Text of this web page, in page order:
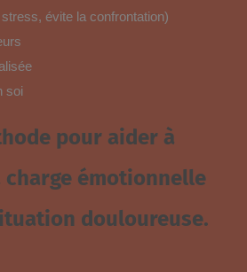
évite la confrontation)
soi
pour aider à
émotionnelle
douloureuse.